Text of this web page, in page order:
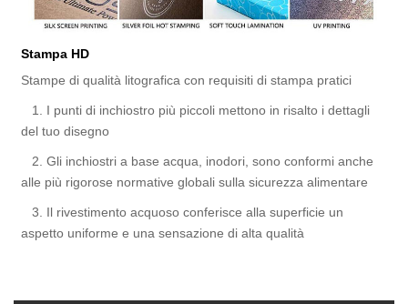
Stampa HD
Stampe di qualità litografica con requisiti di stampa pratici
1. I punti di inchiostro più piccoli mettono in risalto i dettagli
del tuo disegno
2. Gli inchiostri a base acqua, inodori, sono conformi anche
alle più rigorose normative globali sulla sicurezza alimentare
3. Il rivestimento acquoso conferisce alla superficie un
aspetto uniforme e una sensazione di alta qualità